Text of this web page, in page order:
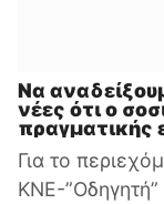
Να
νέες ότι ο
πραγματικής
Για το
ΚΝΕ-